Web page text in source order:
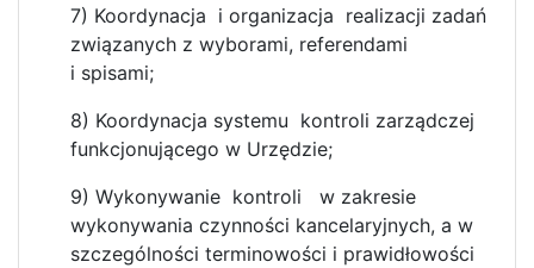
7) Koordynacja i organizacja realizacji zadań
związanych z wyborami, referendami
i spisami;
8) Koordynacja systemu kontroli zarządczej
funkcjonującego w Urzędzie;
9) Wykonywanie kontroli w zakresie
wykonywania czynności kancelaryjnych, a w
szczególności terminowości i prawidłowości